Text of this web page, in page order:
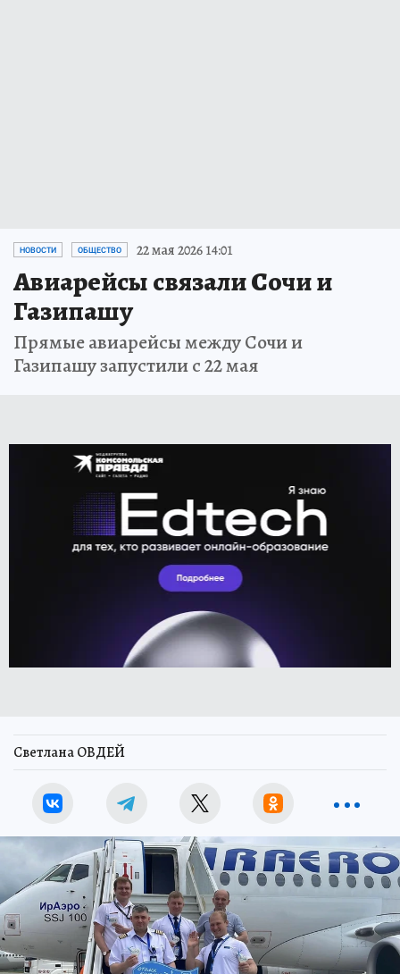
НОВОСТИ ОБЩЕСТВО 22 мая 2026 14:01
Авиарейсы связали Сочи и
Газипашу
Прямые авиарейсы между Сочи и
Газипашу запустили с 22 мая
Светлана ОВДЕЙ